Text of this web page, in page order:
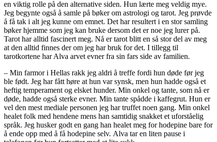
en viktig rolle på den alternative siden. Hun lærte meg veldig mye.
Jeg begynte også å samle på bøker om astrologi og tarot. Jeg prøvde
å få tak i alt jeg kunne om emnet. Det har resultert i en stor samling
bøker hjemme som jeg kan bruke dersom det er noe jeg lurer på.
Tarot har alltid fascinert meg. Nå er tarot blitt en så stor del av meg
at den alltid finnes der om jeg har bruk for det. I tillegg til
tarotkortene har Alva arvet evner fra sin fars side av familien.
– Min farmor i Hellas rakk jeg aldri å treffe fordi hun døde før jeg
ble født. Jeg har fått høre at hun var synsk, men hun hadde også et
heftig temperament og elsket hunder. Min onkel og tante, som nå er
døde, hadde også sterke evner. Min tante spådde i kaffegrut. Hun er
vel den mest mediale personen jeg har truffet noen gang. Min onkel
healet folk med hendene mens han samtidig snakket et uforståelig
språk. Jeg husker godt en gang han healet meg for hodepine bare for
å ende opp med å få hodepine selv. Alva tar en liten pause i